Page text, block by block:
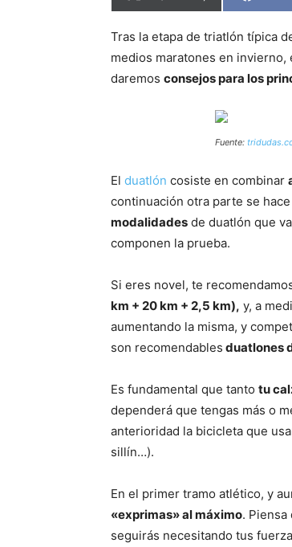
Tras la etapa de triatlón típica
medios maratones en
daremos consejos para los
Fuente:
El duatlón cosiste en combinar
continuación otra parte se
modalidades de duatlón que
componen la prueba.
Si eres novel, te
km + 20 km + 2,5 km), y, a
aumentando la misma, y
son recomendables duatlones
Es fundamental que tanto tu
dependerá que tengas más o
anterioridad la bicicleta que
sillín…).
En el primer tramo atlético, y
«exprimas» al máximo.
seguirás necesitando tus